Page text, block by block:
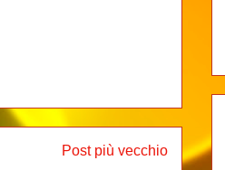
Post più vecchio